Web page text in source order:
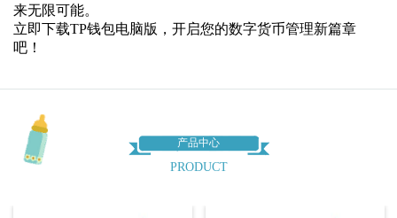
来无限可能。
立即下载TP钱包电脑版，开启您的数字货币管理新篇章
吧！
产品中心
PRODUCT